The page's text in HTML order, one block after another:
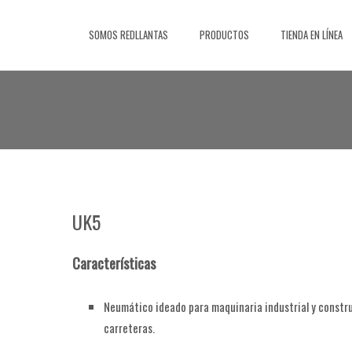
SOMOS REDLLANTAS PRODUCTOS TIENDA EN LÍNEA
UK5
Características
Neumático ideado para maquinaria industrial y
carreteras.